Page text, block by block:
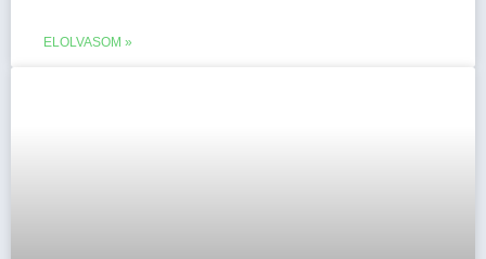
ELOLVASOM »